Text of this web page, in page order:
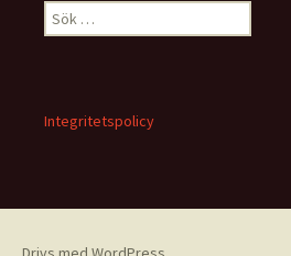
Sök
efter:
Integritetspolicy